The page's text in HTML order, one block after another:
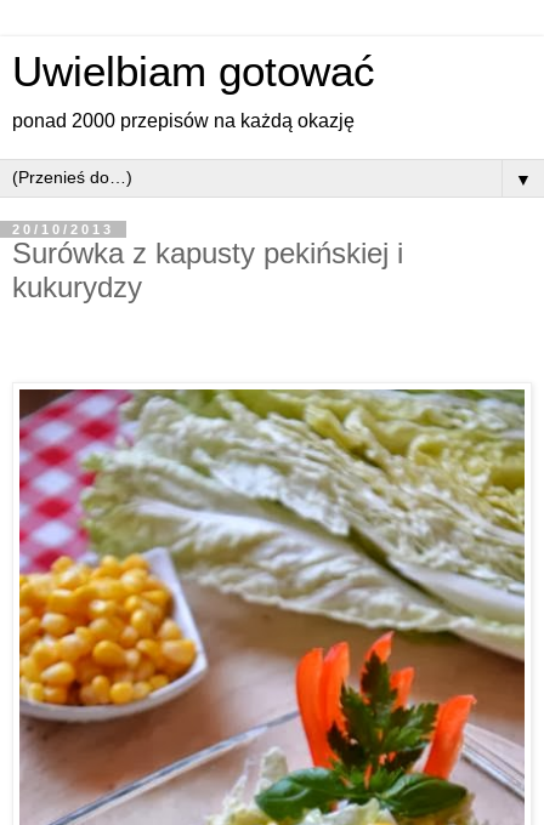
Uwielbiam gotować
ponad 2000 przepisów na każdą okazję
▼
20/10/2013
Surówka z kapusty pekińskiej i
kukurydzy